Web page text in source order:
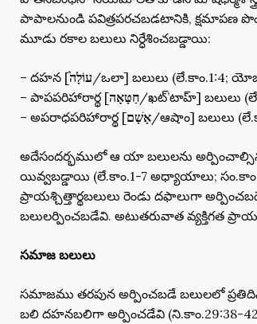
పాపాలనుండి పవిత్రపరచబడటానికి, క్షమాపణ
మూడు రకాల బలులు నిర్ధేశించబడ్డాయి:
– దహన [עוֹלָה֙/ఒలా] బలులు (లే.కాం.1:4;
– పాపపరిహారార్థ [חַטָּאָה/ఖట్’టాహ్] బలులు
– అపరాధపరిహారార్థ [אָשָׁם/ఆషాం] బలులు
అదేసందర్భములో ఆ యా బలులను
యివ్వబడ్డాయి (లే.కాం.1-7 అధ్యాయాలు;
ప్రాయశ్చిత్తార్థబలులు రెండు దఫాలుగా
బలులర్పించబడేవి. అటుతరువాత వ్యక్తిగత
సమాజ బలులు
సమాజము తరపున అర్పించబడే బలులలో
బలి దహనబలిగా అర్పించడేవి (ని.కాం.29:38-42;